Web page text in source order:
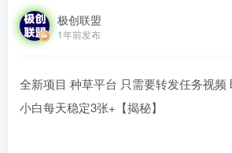
极创联盟
1年前发布
全新项目 种草平台 只需要转发任务视频
小白每天稳定3张+【揭秘】